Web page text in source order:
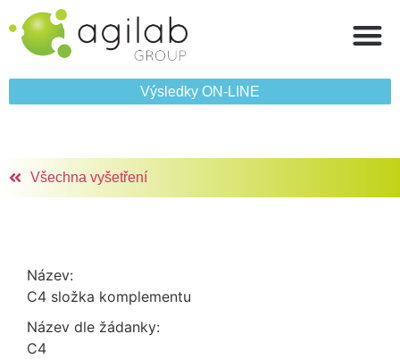
Výsledky ON‑LINE
Všechna vyšetření
Název:
C4 složka komplementu
Název dle žádanky:
C4